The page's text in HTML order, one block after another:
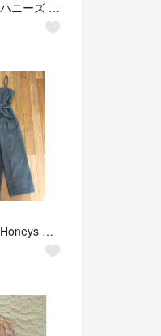
ちっぷ様専用ハニーズ オールインワン サロペット ワンピース
【送料込み】Honeys ハニーズ オールインワン サロペット カーキ Mサイズ